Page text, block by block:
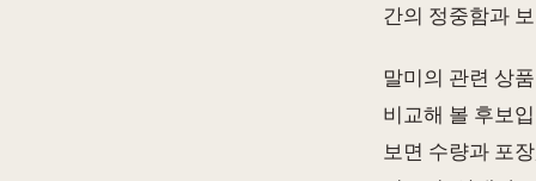
간의 정중함과
말미의 관련 상
비교해 볼 후보
보면 수량과 포